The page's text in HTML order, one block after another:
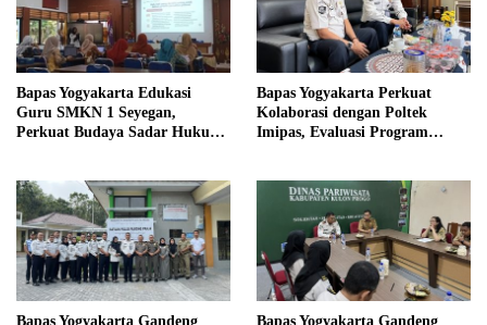
Bapas Yogyakarta Edukasi
Guru SMKN 1 Seyegan,
Perkuat Budaya Sadar Hukum
Bapas Yogyakarta Perkuat
Kolaborasi dengan Poltek
Imipas, Evaluasi Program
Bapas Yogyakarta Gandeng Bapas Yogyakarta Gandeng